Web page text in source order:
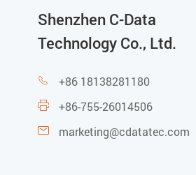
Shenzhen C-Data
Technology Co., Ltd.
 +86 18138281180
 +86-755-26014506
 marketing@cdatatec.com